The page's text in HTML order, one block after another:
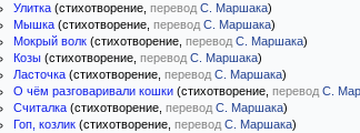
Улитка (стихотворение, перевод С. Маршака)
Мышка (стихотворение, перевод С. Маршака)
Мокрый волк (стихотворение, перевод С. Маршака)
Козы (стихотворение, перевод С. Маршака)
Ласточка (стихотворение, перевод С. Маршака)
О чём разговаривали кошки (стихотворение, перевод С.
Считалка (стихотворение, перевод С. Маршака)
Гоп, козлик (стихотворение, перевод С. Маршака)